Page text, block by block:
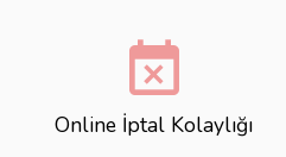
event_busy
Online İptal Kolaylığı